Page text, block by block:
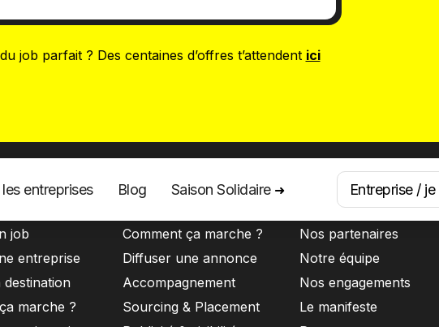
job parfait ? Des centaines d’offres t’attendent ici
entreprises Blog Saison Solidaire ➜ Entreprise /
job
entreprise
destination
marche ?
Comment ça marche ?
Diffuser une annonce
Accompagnement
Sourcing & Placement
À propos
Nos partenaires
Notre équipe
Nos engagements
Le manifeste